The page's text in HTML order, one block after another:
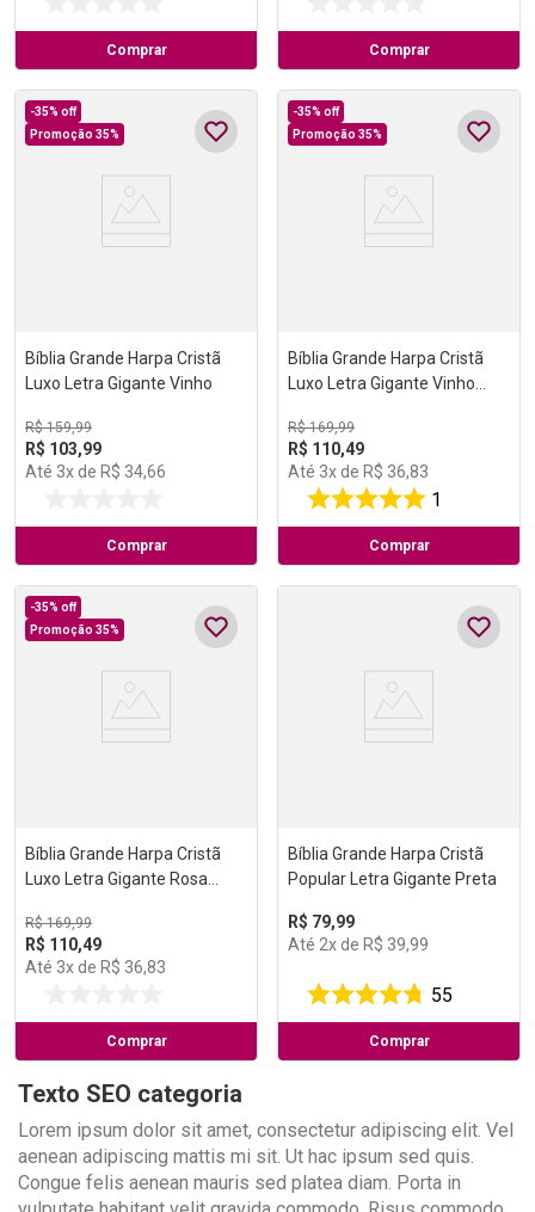
Comprar Comprar
-35% off
Promoção 35%
Bíblia Grande Harpa Cristã
Luxo Letra Gigante Vinho
R$ 159,99
R$ 103,99
Até 3x de R$ 34,66
Comprar
-35% off
Promoção 35%
Bíblia Grande Harpa Cristã
Luxo Letra Gigante Vinho
R$ 169,99
R$ 110,49
Até 3x de R$ 36,83
1
Comprar
-35% off
Promoção 35%
Bíblia Grande Harpa Cristã
Luxo Letra Gigante Rosa
R$ 169,99
R$ 110,49
Até 3x de R$ 36,83
Comprar
Bíblia Grande Harpa Cristã
Popular Letra Gigante Preta
R$ 79,99
Até 2x de R$ 39,99
55
Comprar
Texto SEO categoria
Lorem ipsum dolor sit amet, consectetur adipiscing elit. Vel
aenean adipiscing mattis mi sit. Ut hac ipsum sed quis.
Congue felis aenean mauris sed platea diam. Porta in